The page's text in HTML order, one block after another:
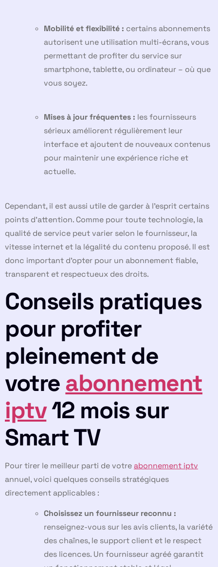
Mobilité et flexibilité : certains abonnements
autorisent une utilisation multi-écrans, vous
permettant de profiter du service sur
smartphone, tablette, ou ordinateur – où que
vous soyez.
Mises à jour fréquentes : les fournisseurs
sérieux améliorent régulièrement leur
interface et ajoutent de nouveaux contenus
pour maintenir une expérience riche et
actuelle.
Cependant, il est aussi utile de garder à l’esprit certains
points d’attention. Comme pour toute technologie, la
qualité de service peut varier selon le fournisseur, la
vitesse internet et la légalité du contenu proposé. Il est
donc important d’opter pour un abonnement fiable,
transparent et respectueux des droits.
Conseils pratiques
pour profiter
pleinement de
votreabonnement
iptv12 mois sur
Smart TV
Pour tirer le meilleur parti de votreabonnement iptv
annuel, voici quelques conseils stratégiques
directement applicables :
Choisissez un fournisseur reconnu :
renseignez-vous sur les avis clients, la variété
des chaînes, le support client et le respect
des licences. Un fournisseur agréé garantit